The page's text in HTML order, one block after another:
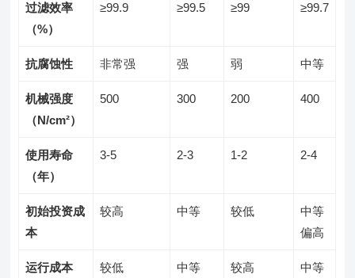
过滤效率
（%）
≥99.9 ≥99.5 ≥99 ≥99.7
抗腐蚀性 非常强 强 弱 中等
机械强度
（N/cm²）
500 300 200 400
使用寿命
（年）
3-5 2-3 1-2 2-4
初始投资成
本
较高 中等 较低
中等
偏高
运行成本 较低 中等 较高 中等